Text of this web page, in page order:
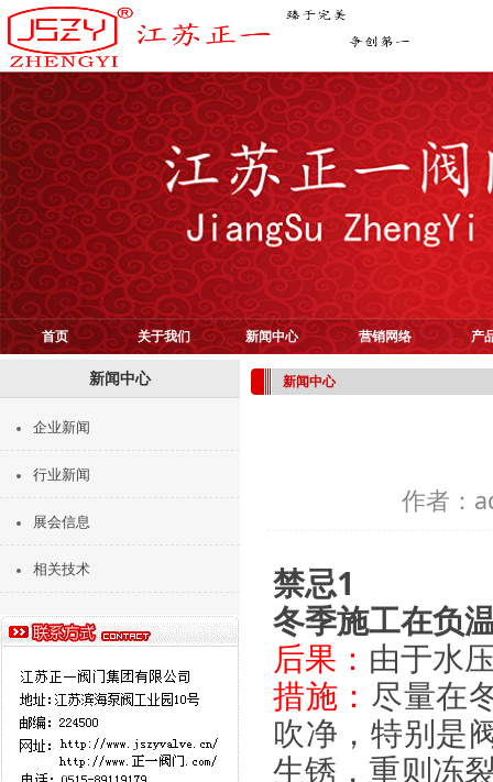
首页 关于我们 新闻中心 营销网络 产
新闻中心
企业新闻
行业新闻
展会信息
相关技术
新闻中心
作者：
禁忌1
冬季施工在负
后果： 由于水
措施： 尽量在
吹净，特别是
生锈，重则冻